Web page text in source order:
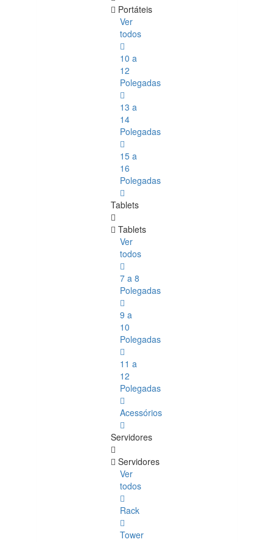
Portáteis
Ver
todos
10 a
12
Polegadas
13 a
14
Polegadas
15 a
16
Polegadas
Tablets
Tablets
Ver
todos
7 a 8
Polegadas
9 a
10
Polegadas
11 a
12
Polegadas
Acessórios
Servidores
Servidores
Ver
todos
Rack
Tower